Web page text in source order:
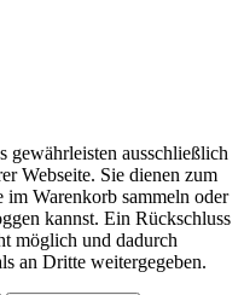
gewährleisten ausschließlich
Webseite. Sie dienen zum
im Warenkorb sammeln oder
kannst. Ein Rückschluss
möglich und dadurch
an Dritte weitergegeben.